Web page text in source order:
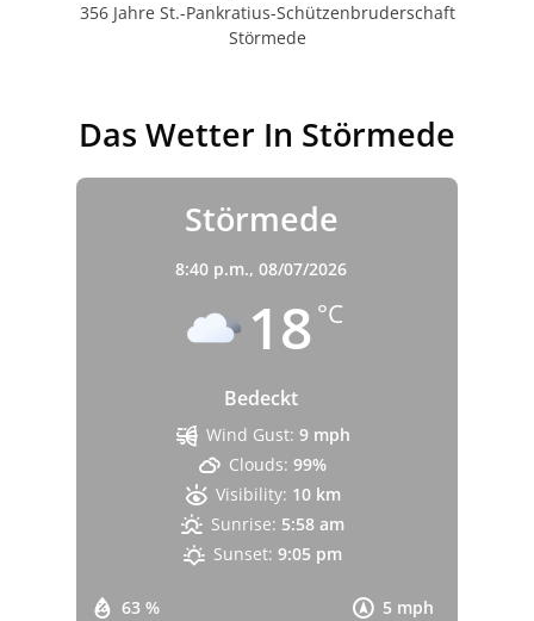
356 Jahre St.-Pankratius-Schützenbruderschaft
Störmede
Das Wetter In Störmede
Störmede
8:40 p.m., 08/07/2026
18 °C
Bedeckt
63 % 5 mph
Wind Gust: 9 mph
Clouds: 99%
Visibility: 10 km
Sunrise: 5:58 am
Sunset: 9:05 pm